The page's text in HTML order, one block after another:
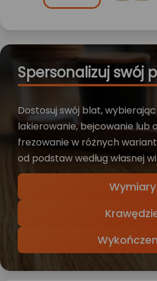
Spersonalizuj swój
Dostosuj swój blat,
lakierowanie, bejcowanie lub
frezowanie w różnych
od podstaw według własnej
Wymiary